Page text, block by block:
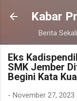
Kabar
Berita
Eks
SMK Jember
Begini Kata
- November 27, 2023